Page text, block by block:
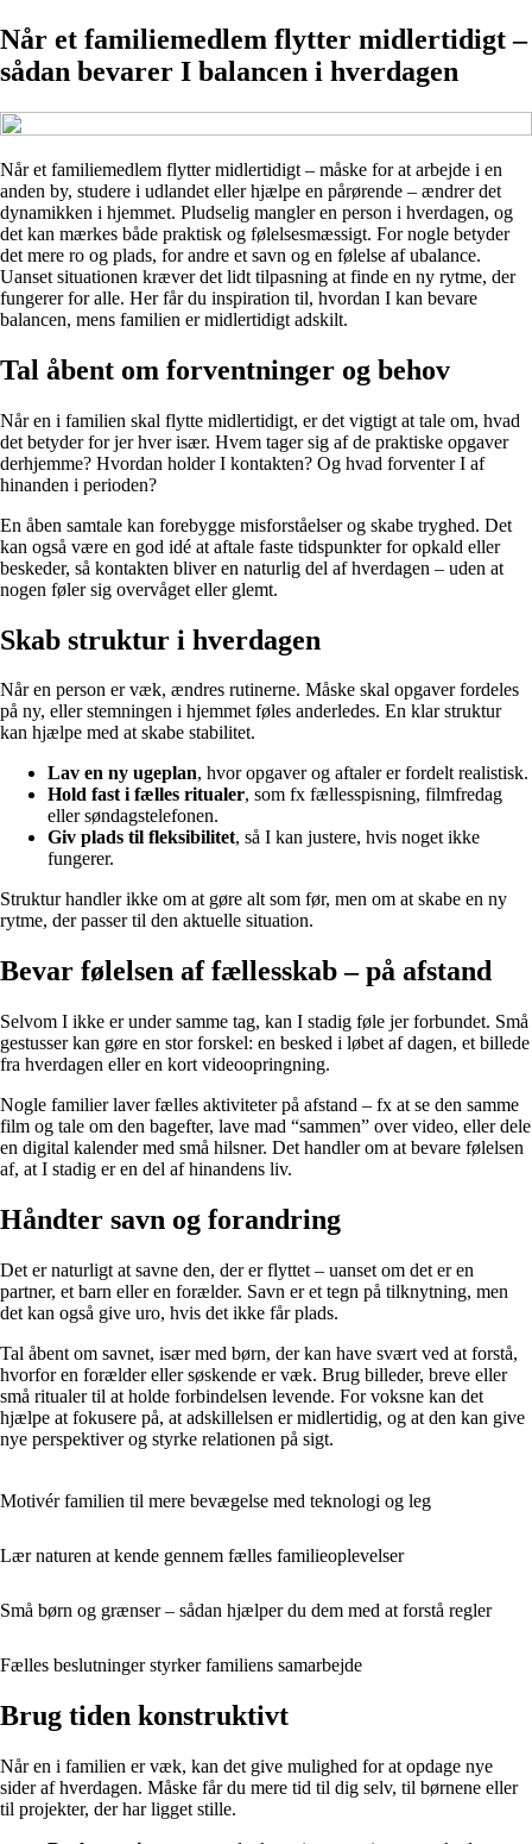
Når et familiemedlem flytter midlertidigt –
sådan bevarer I balancen i hverdagen
Når et familiemedlem flytter midlertidigt – måske for at arbejde i en
anden by, studere i udlandet eller hjælpe en pårørende – ændrer det
dynamikken i hjemmet. Pludselig mangler en person i hverdagen, og
det kan mærkes både praktisk og følelsesmæssigt. For nogle betyder
det mere ro og plads, for andre et savn og en følelse af ubalance.
Uanset situationen kræver det lidt tilpasning at finde en ny rytme, der
fungerer for alle. Her får du inspiration til, hvordan I kan bevare
balancen, mens familien er midlertidigt adskilt.
Tal åbent om forventninger og behov
Når en i familien skal flytte midlertidigt, er det vigtigt at tale om, hvad
det betyder for jer hver især. Hvem tager sig af de praktiske opgaver
derhjemme? Hvordan holder I kontakten? Og hvad forventer I af
hinanden i perioden?
En åben samtale kan forebygge misforståelser og skabe tryghed. Det
kan også være en god idé at aftale faste tidspunkter for opkald eller
beskeder, så kontakten bliver en naturlig del af hverdagen – uden at
nogen føler sig overvåget eller glemt.
Skab struktur i hverdagen
Når en person er væk, ændres rutinerne. Måske skal opgaver fordeles
på ny, eller stemningen i hjemmet føles anderledes. En klar struktur
kan hjælpe med at skabe stabilitet.
Lav en ny ugeplan, hvor opgaver og aftaler er fordelt realistisk.
Hold fast i fælles ritualer, som fx fællesspisning, filmfredag
eller søndagstelefonen.
Giv plads til fleksibilitet, så I kan justere, hvis noget ikke
fungerer.
Struktur handler ikke om at gøre alt som før, men om at skabe en ny
rytme, der passer til den aktuelle situation.
Bevar følelsen af fællesskab – på afstand
Selvom I ikke er under samme tag, kan I stadig føle jer forbundet. Små
gestusser kan gøre en stor forskel: en besked i løbet af dagen, et billede
fra hverdagen eller en kort videoopringning.
Nogle familier laver fælles aktiviteter på afstand – fx at se den samme
film og tale om den bagefter, lave mad “sammen” over video, eller dele
en digital kalender med små hilsner. Det handler om at bevare følelsen
af, at I stadig er en del af hinandens liv.
Håndter savn og forandring
Det er naturligt at savne den, der er flyttet – uanset om det er en
partner, et barn eller en forælder. Savn er et tegn på tilknytning, men
det kan også give uro, hvis det ikke får plads.
Tal åbent om savnet, især med børn, der kan have svært ved at forstå,
hvorfor en forælder eller søskende er væk. Brug billeder, breve eller
små ritualer til at holde forbindelsen levende. For voksne kan det
hjælpe at fokusere på, at adskillelsen er midlertidig, og at den kan give
nye perspektiver og styrke relationen på sigt.
Motivér familien til mere bevægelse med teknologi og leg
Lær naturen at kende gennem fælles familieoplevelser
Små børn og grænser – sådan hjælper du dem med at forstå regler
Fælles beslutninger styrker familiens samarbejde
Brug tiden konstruktivt
Når en i familien er væk, kan det give mulighed for at opdage nye
sider af hverdagen. Måske får du mere tid til dig selv, til børnene eller
til projekter, der har ligget stille.